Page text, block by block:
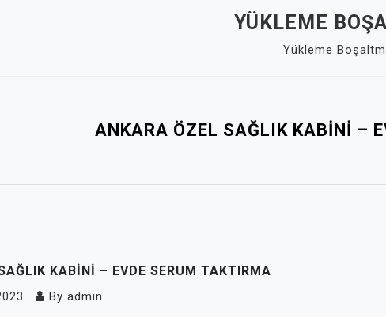
YÜKLEME
Yükleme
ANKARA ÖZEL SAĞLIK KABINI –
KABINI – EVDE SERUM TAKTIRMA
By admin